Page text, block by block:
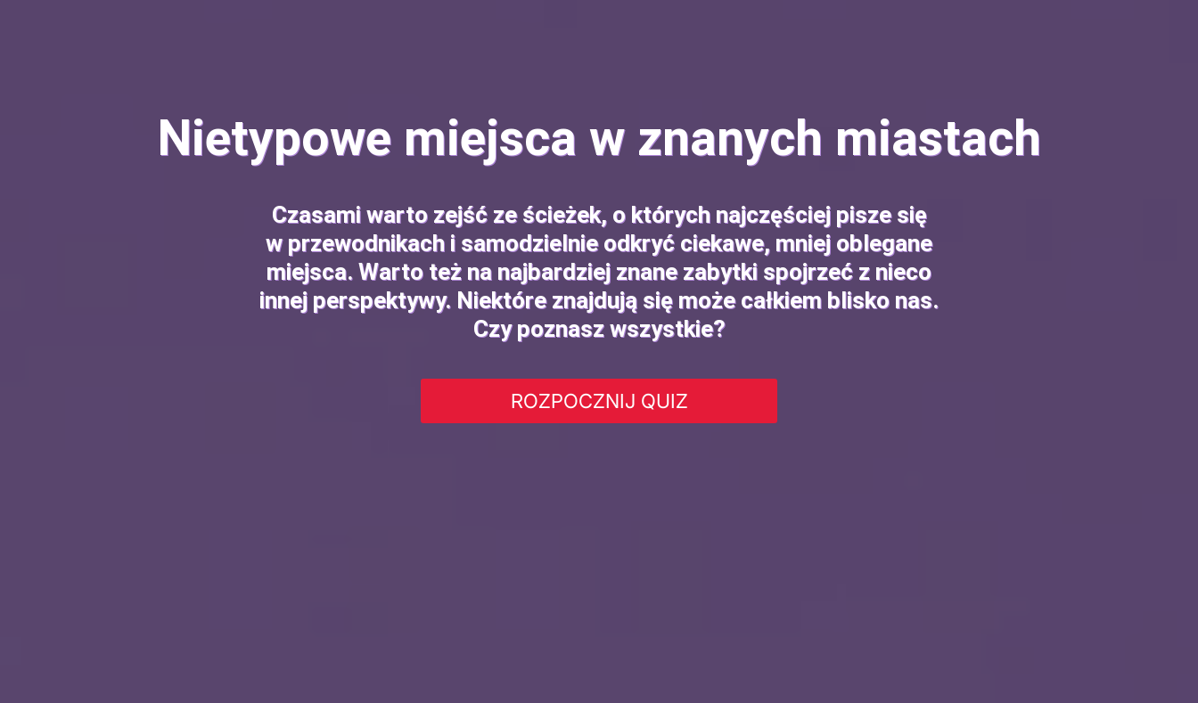
Nietypowe miejsca w znanych miastach
Czasami warto zejść ze ścieżek, o których najczęściej pisze się
w przewodnikach i samodzielnie odkryć ciekawe, mniej oblegane
miejsca. Warto też na najbardziej znane zabytki spojrzeć z nieco
innej perspektywy. Niektóre znajdują się może całkiem blisko nas.
Czy poznasz wszystkie?
ROZPOCZNIJ QUIZ